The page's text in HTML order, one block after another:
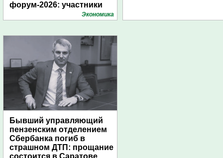
форум-2026: участники
подготовили креативные
Экономика
Бывший управляющий
пензенским отделением
Сбербанка погиб в
страшном ДТП: прощание
состоится в Саратове